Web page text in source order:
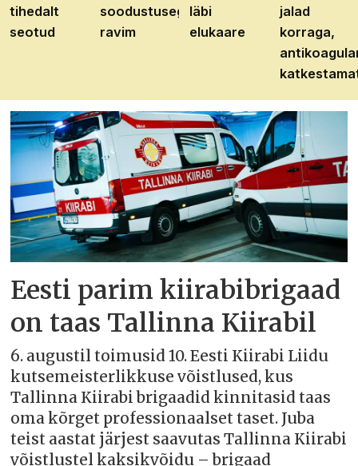
tihedalt
seotud
soodustusega
ravim
läbi
elukaare
jalad
korraga,
Eesti parim kiirabibrigaad
on taas Tallinna Kiirabil
6. augustil toimusid 10. Eesti Kiirabi Liidu
kutsemeisterlikkuse võistlused, kus
Tallinna Kiirabi brigaadid kinnitasid taas
oma kõrget professionaalset taset. Juba
teist aastat järjest saavutas Tallinna Kiirabi
võistlustel kaksikvõidu – brigaad